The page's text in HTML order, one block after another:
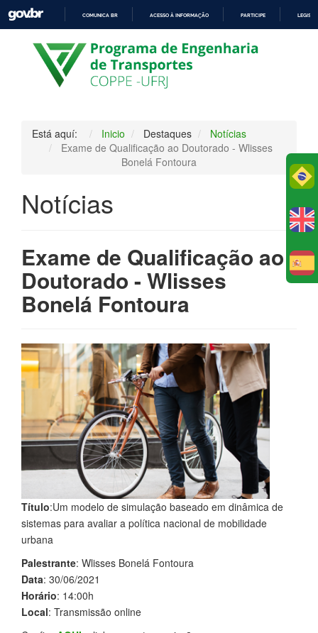
PARA
O
CONTEÚDO
COMUNICA BR ACESSO À INFORMAÇÃO PARTICIPE
Está aquí: Inicio Destaques
Notícias
Exame de Qualificação ao Doutorado - Wlisses
Bonelá Fontoura
Notícias
Exame de Qualificação ao
Doutorado - Wlisses
Bonelá Fontoura
Título:Um modelo de simulação baseado em dinâmica de
sistemas para avaliar a política nacional de mobilidade
urbana
Palestrante: Wlisses Bonelá Fontoura
Data: 30/06/2021
Horário: 14:00h
Local: Transmissão online